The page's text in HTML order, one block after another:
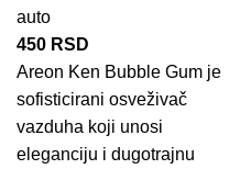
auto
450 RSD
Areon Ken Bubble Gum je
sofisticirani osveživač
vazduha koji unosi
eleganciju i dugotrajnu